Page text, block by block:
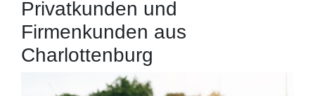
Privatkunden und
Firmenkunden aus
Charlottenburg